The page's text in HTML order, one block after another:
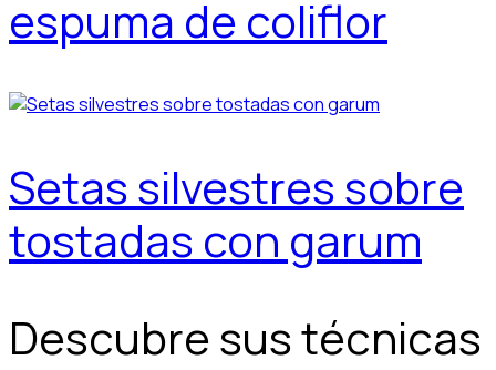
espuma de coliflor
Setas silvestres sobre
tostadas con garum
Descubre sus técnicas